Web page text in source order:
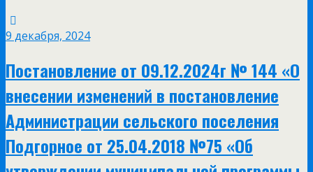
9 декабря, 2024
Постановление от 09.12.2024г № 144 «О
внесении изменений в постановление
Администрации сельского поселения
Подгорное от 25.04.2018 №75 «Об